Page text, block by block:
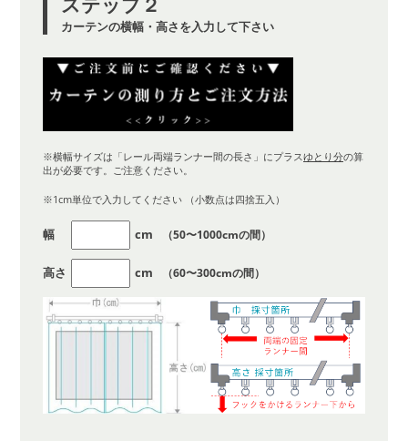
カーテンの横幅・高さを入力して下さい
※横幅サイズは「レール両端ランナー間の長さ」にプラスゆとり分の算
出が必要です。ご注意ください。
※1cm単位で入力してください （小数点は四捨五入）
幅 cm （50〜1000cmの間）
高さ cm （60〜300cmの間）